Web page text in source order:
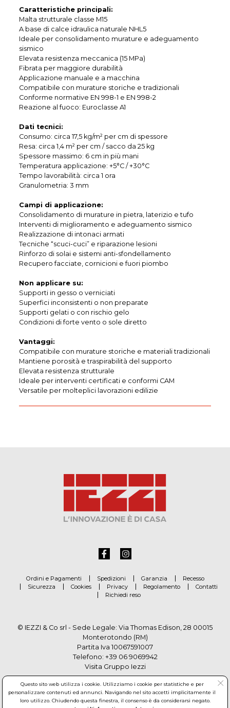
Caratteristiche principali:
Malta strutturale classe M15
A base di calce idraulica naturale NHL5
Ideale per consolidamento murature e adeguamento
sismico
Elevata resistenza meccanica (15 MPa)
Fibrata per maggiore durabilità
Applicazione manuale e a macchina
Compatibile con murature storiche e tradizionali
Conforme normative EN 998-1 e EN 998-2
Reazione al fuoco: Euroclasse A1
Dati tecnici:
Consumo: circa 17,5 kg/m² per cm di spessore
Resa: circa 1,4 m² per cm / sacco da 25 kg
Spessore massimo: 6 cm in più mani
Temperatura applicazione: +5°C / +30°C
Tempo lavorabilità: circa 1 ora
Granulometria: 3 mm
Campi di applicazione:
Consolidamento di murature in pietra, laterizio e tufo
Interventi di miglioramento e adeguamento sismico
Realizzazione di intonaci armati
Tecniche “scuci-cuci” e riparazione lesioni
Rinforzo di solai e sistemi anti-sfondellamento
Recupero facciate, cornicioni e fuori piombo
Non applicare su:
Supporti in gesso o verniciati
Superfici inconsistenti o non preparate
Supporti gelati o con rischio gelo
Condizioni di forte vento o sole diretto
Vantaggi:
Compatibile con murature storiche e materiali tradizionali
Mantiene porosità e traspirabilità del supporto
Elevata resistenza strutturale
Ideale per interventi certificati e conformi CAM
Versatile per molteplici lavorazioni edilizie
Ordini e Pagamenti Spedizioni Garanzia
Recesso
Sicurezza
Cookies Privacy Regolamento
Contatti
Richiedi reso
© IEZZI & Co srl - Sede Legale: Via Thomas Edison, 28 00015
Monterotondo (RM)
Partita Iva 10067591007
Telefono: +39 06 9069942
Visita Gruppo Iezzi
Questo sito web utilizza i cookie. Utilizziamo i cookie per statistiche e per
personalizzare contenuti ed annunci. Navigando nel sito accetti implicitamente il
loro utilizzo. Chiudendo questa finestra, il consenso è da considerarsi negato.